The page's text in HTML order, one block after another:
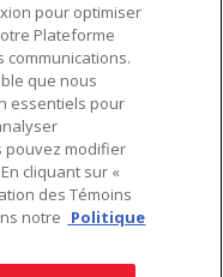
cookies
pour optimiser
Plateforme
communications.
que nous
essentiels pour
pouvez modifier
cliquant sur «
des Témoins
notre Politique